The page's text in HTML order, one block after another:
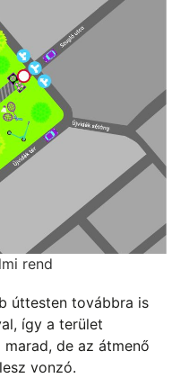
rend
úttesten továbbra is
így a terület
de az átmenő
vonzó.